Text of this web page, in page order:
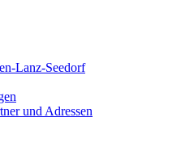
Lanz-Seedorf
und Adressen